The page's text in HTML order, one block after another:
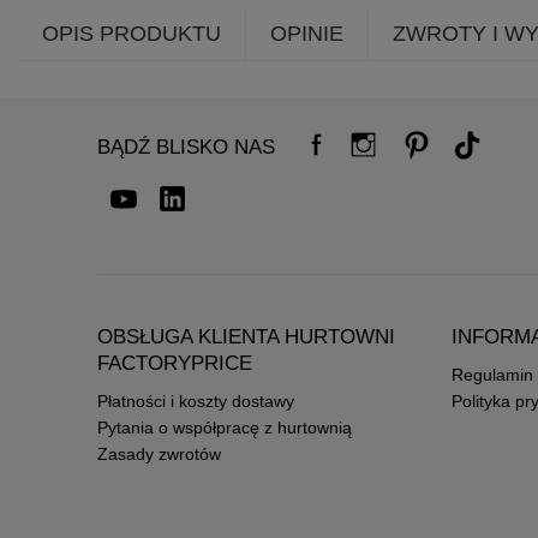
OPIS PRODUKTU OPINIE ZWROTY I
BĄDŹ BLISKO NAS
OBSŁUGA KLIENTA HURTOWNI
FACTORYPRICE
Płatności i koszty dostawy
Pytania o współpracę z hurtownią
Zasady zwrotów
Regulamin
Polityka